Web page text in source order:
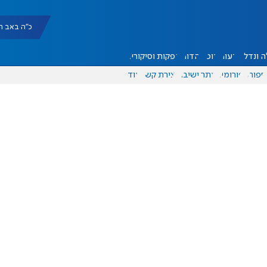
כ"ה באב תשפ"ו
ונדל"ן דעות אוכל יהדות הפקות וסיקורים
ספורט פורומים אתר ישיבה יצירת קשר עוד